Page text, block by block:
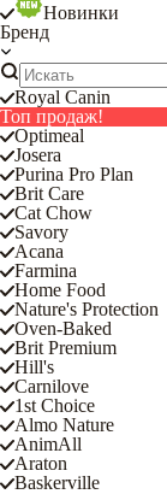
Новинки
Бренд
Royal Canin
Топ продаж!
Optimeal
Josera
Purina Pro Plan
Brit Care
Cat Chow
Savory
Acana
Farmina
Home Food
Nature's Protection
Oven-Baked
Brit Premium
Hill's
Carnilove
1st Choice
Almo Nature
AnimAll
Araton
Baskerville